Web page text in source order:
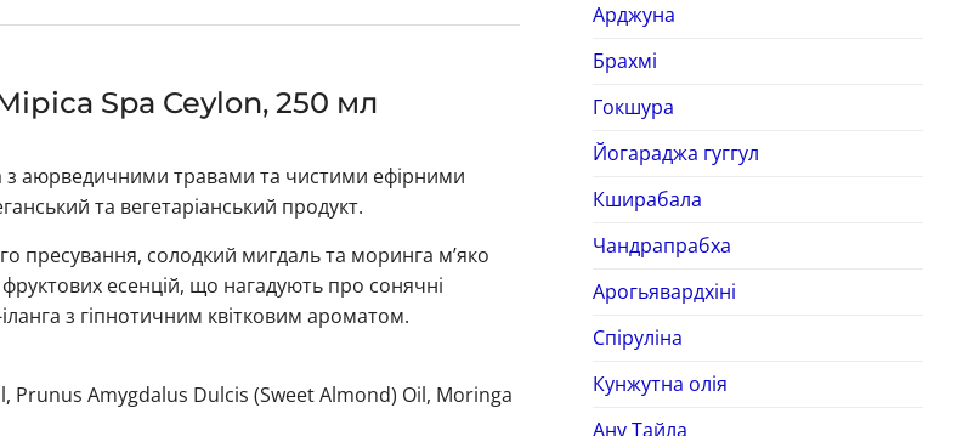
Арджуна
Брахмі
Гокшура
Йогараджа гуггул
Кширабала
Чандрапрабха
Арогьявардхіні
Спіруліна
Кунжутна олія
Ану Тайла
Spa Ceylon, 250 мл
аюрведичними травами та чистими ефірними
та вегетаріанський продукт.
пресування, солодкий мигдаль та моринга м’яко
есенцій, що нагадують про сонячні
з гіпнотичним квітковим ароматом.
Prunus Amygdalus Dulcis (Sweet Almond) Oil, Moringa